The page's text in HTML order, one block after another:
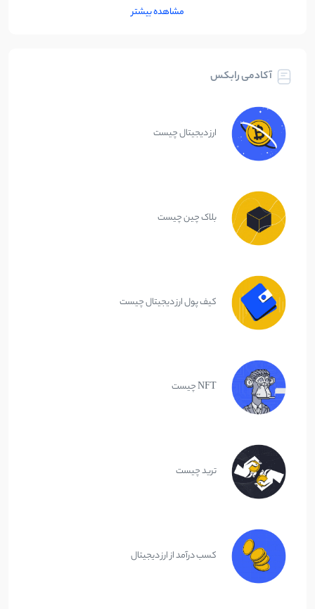
مشاهده بیشتر
آکادمی رابکس
ارز دیجیتال چیست
بلاک چین چیست
کیف پول ارز دیجیتال چیست
NFT چیست
ترید چیست
کسب درآمد از ارز دیجیتال